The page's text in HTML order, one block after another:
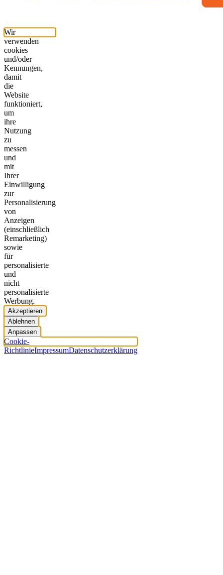
Wir
verwenden
cookies
und/oder
Kennungen,
damit
die
Website
funktioniert,
um
ihre
Nutzung
zu
messen
und
mit
Ihrer
Einwilligung
zur
Personalisierung
von
Anzeigen
(einschließlich
Remarketing)
sowie
für
personalisierte
und
nicht
personalisierte
Werbung.
Akzeptieren
Ablehnen
Anpassen
Cookie-
RichtlinieImpressumDatenschutzerklärung